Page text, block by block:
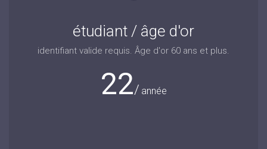
étudiant / âge d'or
identifiant valide requis. Âge d'or 60 ans et plus.
22 année